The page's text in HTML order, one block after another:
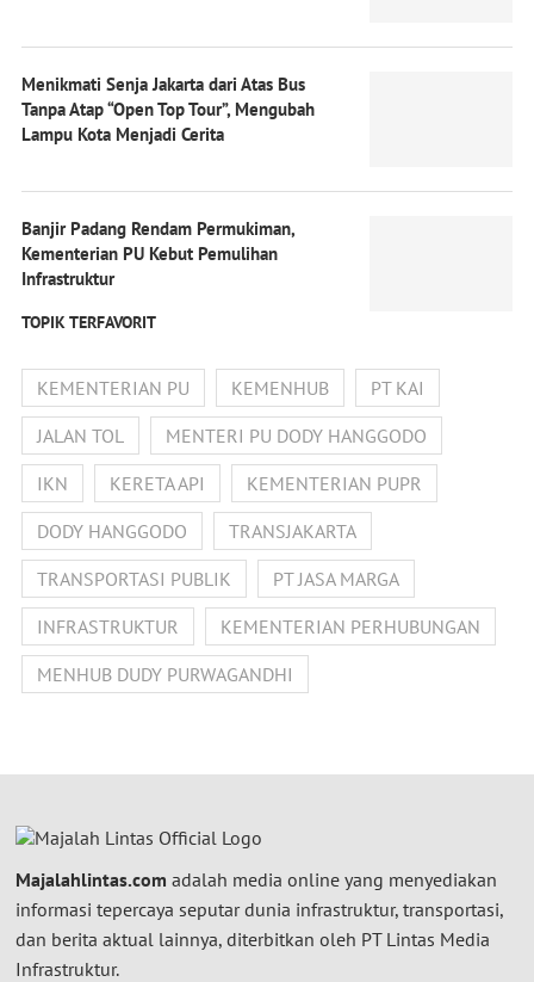
Menikmati Senja Jakarta dari Atas Bus
Tanpa Atap “Open Top Tour”, Mengubah
Lampu Kota Menjadi Cerita
Banjir Padang Rendam Permukiman,
Kementerian PU Kebut Pemulihan
Infrastruktur
TOPIK TERFAVORIT
KEMENTERIAN PU KEMENHUB
PT KAI
JALAN TOL
MENTERI PU DODY HANGGODO
IKN
KERETA API
KEMENTERIAN PUPR
DODY HANGGODO
TRANSJAKARTA
TRANSPORTASI PUBLIK
PT JASA MARGA
INFRASTRUKTUR
KEMENTERIAN PERHUBUNGAN
MENHUB DUDY PURWAGANDHI
Majalahlintas.com adalah media online yang menyediakan
informasi tepercaya seputar dunia infrastruktur, transportasi,
dan berita aktual lainnya, diterbitkan oleh PT Lintas Media
Infrastruktur.